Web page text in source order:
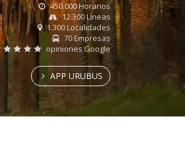
450.000 Horarios
12.300 Líneas
1.300 Localidades
70 Empresas
opiniones Google
APP URUBUS